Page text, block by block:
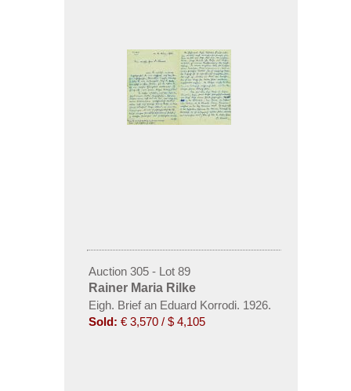
Auction 305 - Lot 89
Rainer Maria Rilke
Eigh. Brief an Eduard Korrodi. 1926.
Sold: € 3,570 / $ 4,105